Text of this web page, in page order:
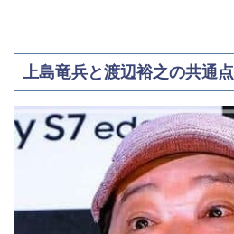
上島竜兵と渡辺裕之の共通点